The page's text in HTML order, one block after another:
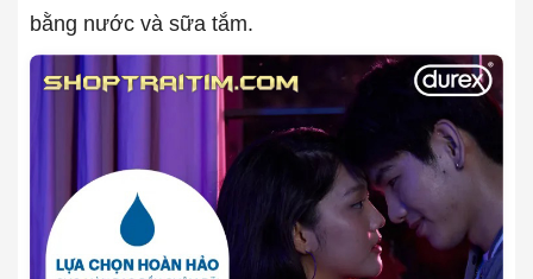
bằng nước và sữa tắm.